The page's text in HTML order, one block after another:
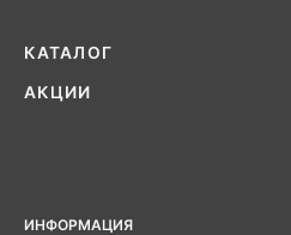
КАТАЛОГ
АКЦИИ
ИНФОРМАЦИЯ